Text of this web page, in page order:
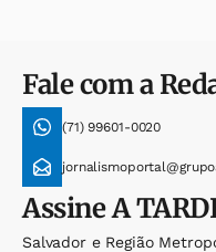
Fale com a
(71) 99601-0020
AssineA
Salvador e Região